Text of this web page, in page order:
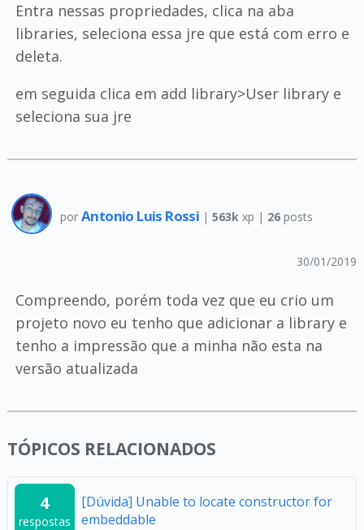
Entra nessas propriedades, clica na aba
libraries, seleciona essa jre que está com erro e
deleta.
em seguida clica em add library>User library e
seleciona sua jre
por Antonio Luis Rossi | 563k xp | 26posts
30/01/2019
Compreendo, porém toda vez que eu crio um
projeto novo eu tenho que adicionar a library e
tenho a impressão que a minha não esta na
versão atualizada
TÓPICOS RELACIONADOS
4
respostas
[Dúvida] Unable to locate constructor for
embeddable